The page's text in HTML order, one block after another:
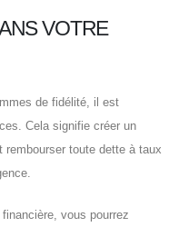
VOTRE
de fidélité, il est
Cela signifie créer un
rembourser toute dette à taux
vous pourrez